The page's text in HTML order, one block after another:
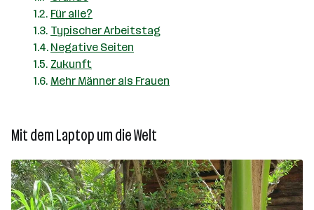
Für alle?
Typischer Arbeitstag
Negative Seiten
Zukunft
Mehr Männer als Frauen
Mit dem Laptop um die Welt